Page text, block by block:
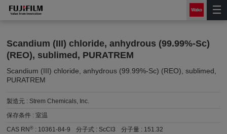
Scandium (III) chloride, anhydrous (99.99%-Sc)
(REO), sublimed, PURATREM
Scandium (III) chloride, anhydrous (99.99%-Sc) (REO), sublimed,
PURATREM
製造元 : Strem Chemicals, Inc.
保存条件 :室温
CAS RN® : 10361-84-9 分子式 : ScCl3 分子量 : 151.32